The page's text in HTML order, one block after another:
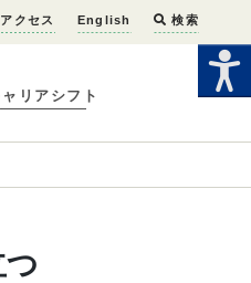
アクセス English 検索
ャリアシフト